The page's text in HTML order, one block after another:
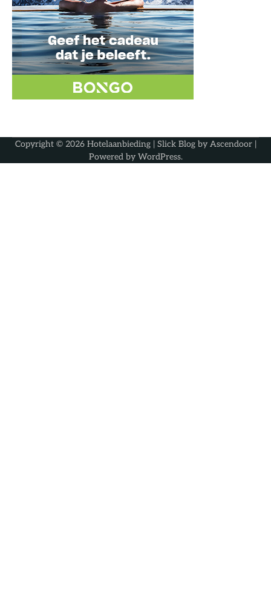
Copyright © 2026 Hotelaanbieding| Slick Blog by Ascendoor|
Powered by WordPress.